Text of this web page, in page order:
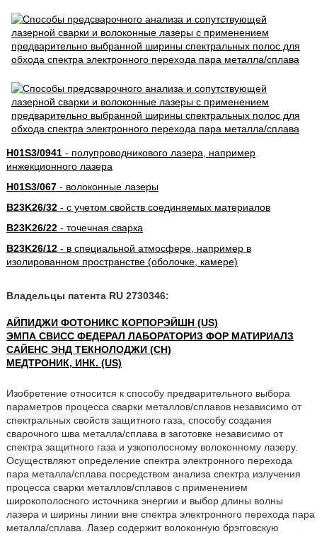
H01S3/0941- полупроводникового лазера, например
инжекционного лазера
H01S3/067- волоконные лазеры
B23K26/32- с учетом свойств соединяемых материалов
B23K26/22- точечная сварка
B23K26/12- в специальной атмосфере, например в
изолированном пространстве (оболочке, камере)
Владельцы патента RU 2730346:
АЙПИДЖИ ФОТОНИКС КОРПОРЭЙШН (US)
ЭМПА СВИСС ФЕДЕРАЛ ЛАБОРАТОРИЗ ФОР МАТИРИАЛЗ
САЙЕНС ЭНД ТЕКНОЛОДЖИ (CH)
МЕДТРОНИК, ИНК. (US)
Изобретение относится к способу предварительного выбора
параметров процесса сварки металлов/сплавов независимо от
спектральных свойств защитного газа, способу создания
сварочного шва металла/сплава в заготовке независимо от
спектра защитного газа и узкополосному волоконному лазеру.
Осуществляют определение спектра электронного перехода
пара металла/сплава посредством анализа спектра излучения
процесса сварки металлов/сплавов с применением
широкополосного источника энергии и выбор длины волны
лазера и ширины линии вне спектра электронного перехода пара
металла/сплава. Лазер содержит волоконную брэгговскую